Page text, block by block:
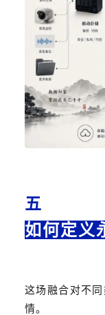
五
如何定义
这场融合对不
情。